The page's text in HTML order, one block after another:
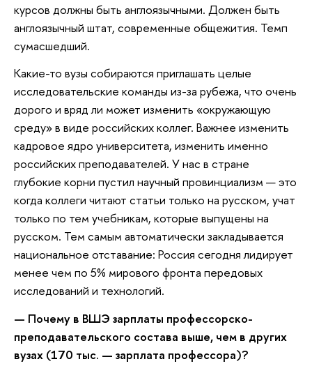
курсов должны быть англоязычными. Должен быть
англоязычный штат, современные общежития. Темп
сумасшедший.
Какие-то вузы собираются приглашать целые
исследовательские команды из-за рубежа, что очень
дорого и вряд ли может изменить «окружающую
среду» в виде российских коллег. Важнее изменить
кадровое ядро университета, изменить именно
российских преподавателей. У нас в стране
глубокие корни пустил научный провинциализм — это
когда коллеги читают статьи только на русском, учат
только по тем учебникам, которые выпущены на
русском. Тем самым автоматически закладывается
национальное отставание: Россия сегодня лидирует
менее чем по 5% мирового фронта передовых
исследований и технологий.
— Почему в ВШЭ зарплаты профессорско-
преподавательского состава выше, чем в других
вузах (170 тыс. — зарплата профессора)?